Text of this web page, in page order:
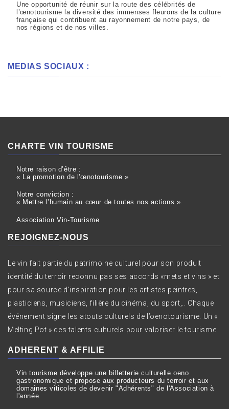
Une opportunité de réunir sur la route des célébrités de
l’œnotourisme la diversité des immenses fleurons de la culture
française qui contribuent au rayonnement de notre pays, de
nos régions et de nos villes.
MEDIAS SOCIAUX :
CHARTE VIN TOURISME
Notre raison d’être :
« La promotion de l'œnotourisme »
Notre conviction :
« Mettre l’humain au cœur de toutes nos actions ».
Association Vin-Tourisme
REJOIGNEZ-NOUS
Le vin fait partie du patrimoine culturel pour son produit
identité du terroir reconnu pas ses accords «mets et vins » et
pour sa source d’inspiration pour les artistes peintres,
plasticiens, musiciens, filière du cinéma, du sport,.. Chaque
événement signe les atouts culturels de l’oenotourisme. Un «
Melting Pot » des talents culturels pour valoriser le tourisme.
ADHERENT & AFFILIE
Vin tourisme développe une billetterie culturelle oeno
gastronomique et propose aux producteurs du terroir et aux
domaines viticoles de devenir "Adhérents" de l'Association à
l'année.